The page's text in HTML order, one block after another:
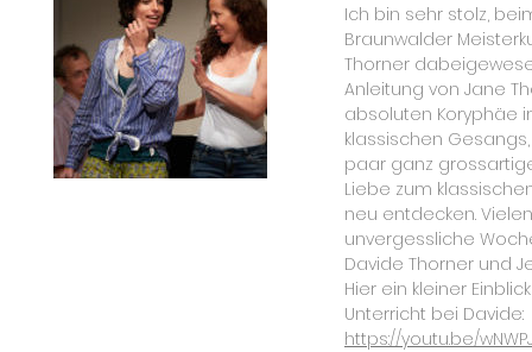
Ich bin sehr stolz,
Braunwalder
Thorner
Anleitung von Jane
absoluten Koryphäe
klassischen
paar ganz
Liebe zum
neu entdecken.
unvergessliche
Davide Thorner und
Hier ein kleiner
Unterricht bei Davide:
https://youtu.be/